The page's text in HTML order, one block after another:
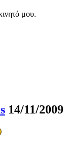
μου.
14/11/2009